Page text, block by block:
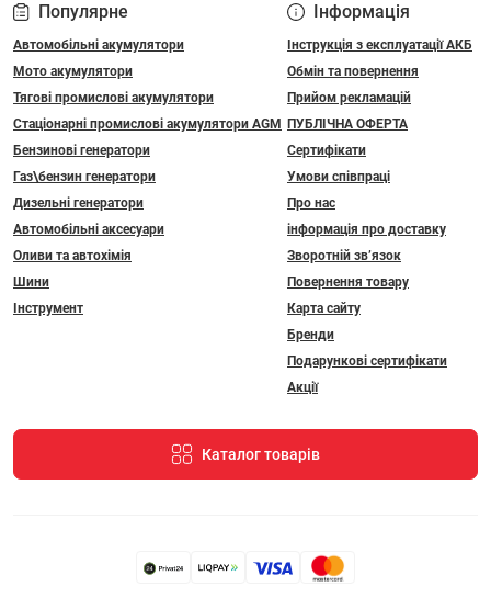
Популярне
Автомобільні акумулятори
Мото акумулятори
Тягові промислові акумулятори
Стаціонарні промислові акумулятори АGM
Бензинові генератори
Газ\бензин генератори
Дизельні генератори
Автомобільні аксесуари
Оливи та автохімія
Шини
Інструмент
Інформація
Інструкція з експлуатації АКБ
Обмін та повернення
Прийом рекламацій
ПУБЛІЧНА ОФЕРТА
Сертифікати
Умови співпраці
Про нас
інформація про доставку
Зворотній зв’язок
Повернення товару
Карта сайту
Бренди
Подарункові сертифікати
Акції
Каталог товарів